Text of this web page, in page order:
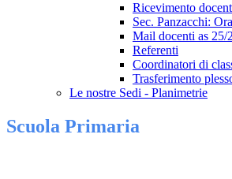
Ricevimento
Sec. Panzacchi:
Mail docenti as 25/
Referenti
Coordinatori di
Trasferimento
Le nostre Sedi - Planimetrie
Scuola Primaria